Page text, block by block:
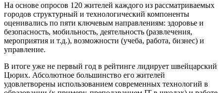
На основе опросов 120 жителей каждого из рассматриваемых
городов структурный и технологический компоненты
оценивались по пяти ключевым направлениям: здоровье и
безопасность, мобильность, деятельность (развлечения,
мероприятия и т.д.), возможности (учеба, работа, бизнес) и
управление.
В итоге уже не первый год в рейтинге лидирует швейцарский
Цюрих. Абсолютное большинство его жителей
удовлетворены использованием современных технологий в